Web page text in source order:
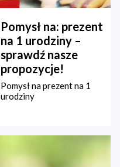
Pomysł na: prezent
na 1 urodziny –
sprawdź nasze
propozycje!
Pomysł na prezent na 1
urodziny